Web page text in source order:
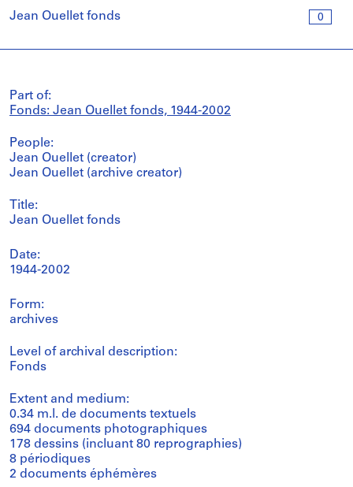
0
Jean Ouellet fonds
Part of:
Fonds: Jean Ouellet fonds, 1944-2002
People:
Jean Ouellet (creator)
Jean Ouellet (archive creator)
Title:
Jean Ouellet fonds
Date:
1944-2002
Form:
archives
Level of archival description:
Fonds
Extent and medium:
0.34 m.l. de documents textuels
694 documents photographiques
178 dessins (incluant 80 reprographies)
8 périodiques
2 documents éphémères